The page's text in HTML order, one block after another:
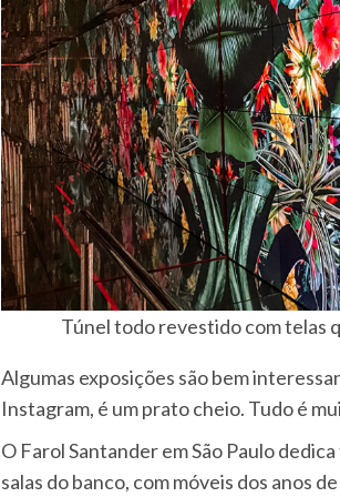
Túnel todo revestido com telas
Algumas exposições são bem
Instagram, é um prato cheio. Tudo é
O Farol Santander em São Paulo
salas do banco, com móveis dos anos